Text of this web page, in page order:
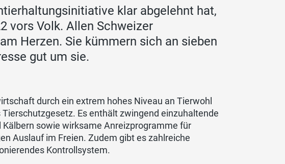
klar abgelehnt hat,
vors Volk. Allen Schweizer
Herzen. Sie kümmern sich an sieben
gut um sie.
durch ein extrem hohes Niveau an Tierwohl
Es enthält zwingend einzuhaltende
sowie wirksame Anreizprogramme für
Auslauf im Freien. Zudem gibt es zahlreiche
Kontrollsystem.